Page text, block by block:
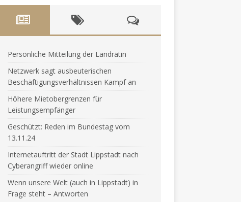
Persönliche Mitteilung der Landrätin
Netzwerk sagt ausbeuterischen
Beschäftigungsverhältnissen Kampf an
Höhere Mietobergrenzen für
Leistungsempfänger
Geschützt: Reden im Bundestag vom
13.11.24
Internetauftritt der Stadt Lippstadt nach
Cyberangriff wieder online
Wenn unsere Welt (auch in Lippstadt) in
Frage steht – Antworten